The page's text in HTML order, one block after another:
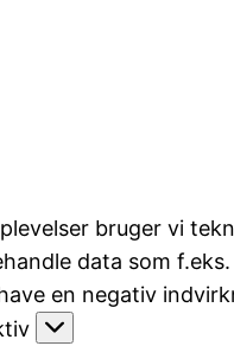
bruger vi
data som
en negativ